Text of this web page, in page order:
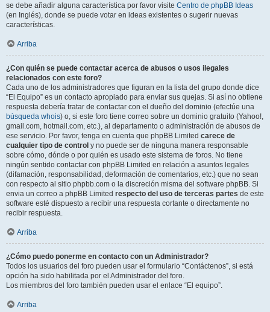
se debe añadir alguna característica por favor visite Centro de phpBB Ideas
(en Inglés), donde se puede votar en ideas existentes o sugerir nuevas
características.
Arriba
¿Con quién se puede contactar acerca de abusos o usos ilegales
relacionados con este foro?
Cada uno de los administradores que figuran en la lista del grupo donde dice
“El Equipo” es un contacto apropiado para enviar sus quejas. Si así no obtiene
respuesta debería tratar de contactar con el dueño del dominio (efectúe una
búsqueda whois) o, si este foro tiene correo sobre un dominio gratuito (Yahoo!,
gmail.com, hotmail.com, etc.), al departamento o administración de abusos de
ese servicio. Por favor, tenga en cuenta que phpBB Limited carece de
cualquier tipo de control y no puede ser de ninguna manera responsable
sobre cómo, dónde o por quién es usado este sistema de foros. No tiene
ningún sentido contactar con phpBB Limited en relación a asuntos legales
(difamación, responsabilidad, deformación de comentarios, etc.) que no sean
con respecto al sitio phpbb.com o la discreción misma del software phpBB. Si
envia un correo a phpBB Limited respecto del uso de terceras partes de este
software esté dispuesto a recibir una respuesta cortante o directamente no
recibir respuesta.
Arriba
¿Cómo puedo ponerme en contacto con un Administrador?
Todos los usuarios del foro pueden usar el formulario “Contáctenos”, si está
opción ha sido habilitada por el Administrador del foro.
Los miembros del foro también pueden usar el enlace “El equipo”.
Arriba